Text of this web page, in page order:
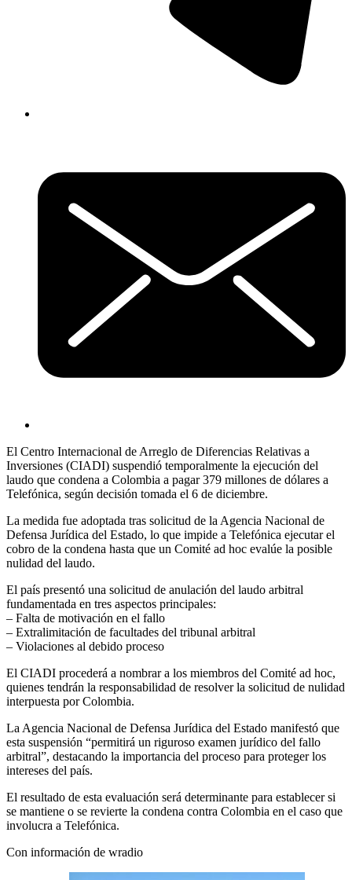
El Centro Internacional de Arreglo de Diferencias Relativas a
Inversiones (CIADI) suspendió temporalmente la ejecución del
laudo que condena a Colombia a pagar 379 millones de dólares a
Telefónica, según decisión tomada el 6 de diciembre.
La medida fue adoptada tras solicitud de la Agencia Nacional de
Defensa Jurídica del Estado, lo que impide a Telefónica ejecutar el
cobro de la condena hasta que un Comité ad hoc evalúe la posible
nulidad del laudo.
El país presentó una solicitud de anulación del laudo arbitral
fundamentada en tres aspectos principales:
– Falta de motivación en el fallo
– Extralimitación de facultades del tribunal arbitral
– Violaciones al debido proceso
El CIADI procederá a nombrar a los miembros del Comité ad hoc,
quienes tendrán la responsabilidad de resolver la solicitud de nulidad
interpuesta por Colombia.
La Agencia Nacional de Defensa Jurídica del Estado manifestó que
esta suspensión “permitirá un riguroso examen jurídico del fallo
arbitral”, destacando la importancia del proceso para proteger los
intereses del país.
El resultado de esta evaluación será determinante para establecer si
se mantiene o se revierte la condena contra Colombia en el caso que
involucra a Telefónica.
Con información de wradio